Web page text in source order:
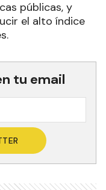
públicas, y
el alto índice
tu email